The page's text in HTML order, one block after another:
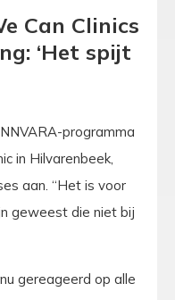
Can Clinics
‘Het spijt
programma
in Hilvarenbeek,
aan. “Het is voor
geweest die niet bij
gereageerd op alle